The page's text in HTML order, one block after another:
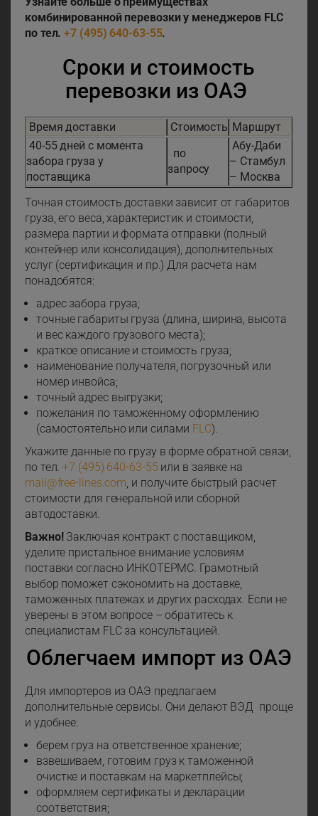
комбинированной перевозки у менеджеров FLC
по тел.+7 (495) 640-63-55.
Сроки и стоимость
перевозки из ОАЭ
Время доставки Стоимость Маршрут
40-55 дней с момента
забора груза у
поставщика
по
запросу
Абу-Даби
– Стамбул
– Москва
Точная стоимость доставки зависит от габаритов
груза, его веса, характеристик и стоимости,
размера партии и формата отправки (полный
контейнер или консолидация), дополнительных
услуг (сертификация и пр.) Для расчета нам
понадобятся:
адрес забора груза;
точные габариты груза (длина, ширина, высота
и вес каждого грузового места);
краткое описание и стоимость груза;
наименование получателя, погрузочный или
номер инвойса;
точный адрес выгрузки;
пожелания по таможенному оформлению
(самостоятельно или силами FLС).
Укажите данные по грузу в форме обратной связи,
по тел.+7 (495) 640-63-55 или в заявке на
mail@free-lines.com, и получите быстрый расчет
стоимости для генеральной или сборной
автодоставки.
Важно!Заключая контракт с поставщиком,
уделите пристальное внимание условиям
поставки согласно ИНКОТЕРМС. Грамотный
выбор поможет сэкономить на доставке,
таможенных платежах и других расходах. Если не
уверены в этом вопросе – обратитесь к
специалистам FLС за консультацией.
Облегчаем импорт из ОАЭ
Для импортеров из ОАЭ предлагаем
дополнительные сервисы. Они делают ВЭД проще
и удобнее:
берем груз на ответственное хранение;
взвешиваем, готовим груз к таможенной
очистке и поставкам на маркетплейсы;
оформляем сертификаты и декларации
соответствия;